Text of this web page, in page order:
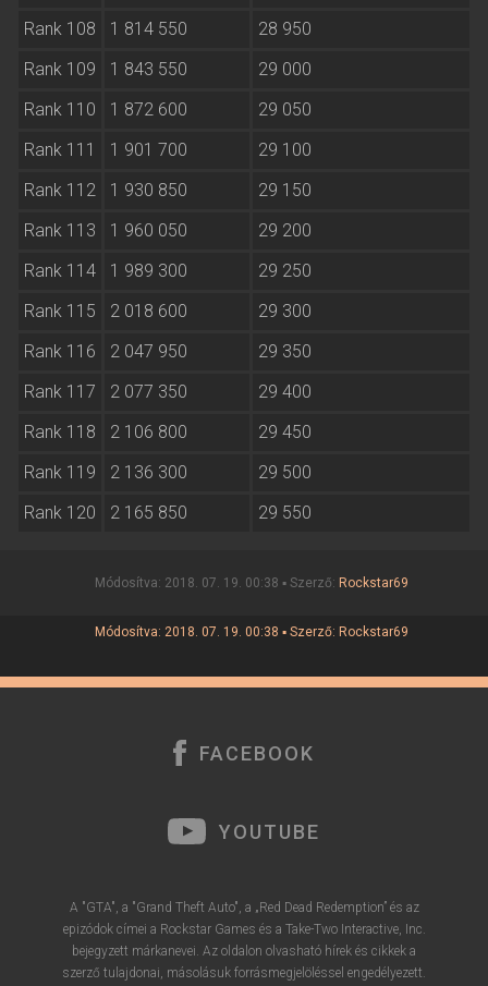
Rank 108
1 814 550
28 950
Rank 109
1 843 550
29 000
Rank 110
1 872 600
29 050
Rank 111
1 901 700
29 100
Rank 112
1 930 850
29 150
Rank 113
1 960 050
29 200
Rank 114
1 989 300
29 250
Rank 115
2 018 600
29 300
Rank 116
2 047 950
29 350
Rank 117
2 077 350
29 400
Rank 118
2 106 800
29 450
Rank 119
2 136 300
29 500
Rank 120
2 165 850 29 550
Módosítva: 2018. 07. 19. 00:38 ▪ Szerző: Rockstar69
Módosítva: 2018. 07. 19. 00:38 ▪ Szerző: Rockstar69
FACEBOOK
YOUTUBE
A "GTA", a "Grand Theft Auto", a „Red Dead Redemption” és az
epizódok címei a Rockstar Games és a Take-Two Interactive, Inc.
bejegyzett márkanevei. Az oldalon olvasható hírek és cikkek a
szerző tulajdonai, másolásuk forrásmegjelöléssel engedélyezett.